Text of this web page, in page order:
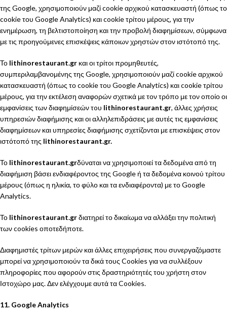
της Google, χρησιμοποιούν μαζί cookie αρχικού κατασκευαστή (όπως το
cookie του Google Analytics) και cookie τρίτου μέρους, για την
ενημέρωση, τη βελτιστοποίηση και την προβολή διαφημίσεων, σύμφωνα
με τις προηγούμενες επισκέψεις κάποιων χρηστών στον ιστότοπό της.
Το lithinorestaurant.gr και οι τρίτοι προμηθευτές,
συμπεριλαμβανομένης της Google, χρησιμοποιούν μαζί cookie αρχικού
κατασκευαστή (όπως το cookie του Google Analytics) και cookie τρίτου
μέρους, για την εκτέλεση αναφορών σχετικά με τον τρόπο με τον οποίο οι
εμφανίσεις των διαφημίσεών τoυ lithinorestaurant.gr, άλλες χρήσεις
υπηρεσιών διαφήμισης και οι αλληλεπιδράσεις με αυτές τις εμφανίσεις
διαφημίσεων και υπηρεσίες διαφήμισης σχετίζονται με επισκέψεις στον
ιστότοπό της lithinorestaurant.gr.
Το lithinorestaurant.grδύναται να χρησιμοποιεί τα δεδομένα από τη
διαφήμιση βάσει ενδιαφέροντος της Google ή τα δεδομένα κοινού τρίτου
μέρους (όπως η ηλικία, το φύλο και τα ενδιαφέροντα) με το Google
Analytics.
Το lithinorestaurant.grδιατηρεί το δικαίωμα να αλλάξει την πολιτική
των cookies οποτεδήποτε.
Διαφημιστές τρίτων μερών και άλλες επιχειρήσεις που συνεργαζόμαστε
μπορεί να χρησιμοποιούν τα δικά τους Cookies για να συλλέξουν
πληροφορίες που αφορούν στις δραστηριότητές του χρήστη στον
Ιστοχώρο μας. Δεν ελέγχουμε αυτά τα Cookies.
11. Google Analytics